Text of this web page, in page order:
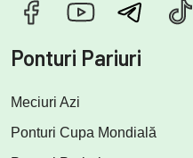
Ponturi Pariuri
Meciuri Azi
Ponturi Cupa Mondială